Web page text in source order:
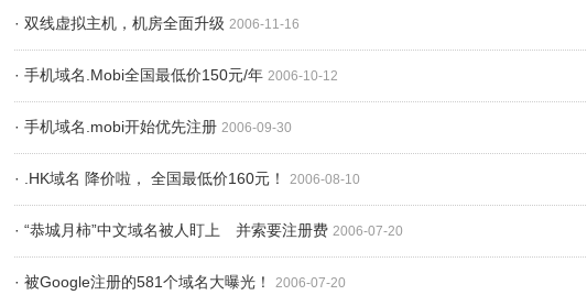
· 双线虚拟主机，机房全面升级 2006-11-16
· 手机域名.Mobi全国最低价150元/年 2006-10-12
· 手机域名.mobi开始优先注册 2006-09-30
· .HK域名 降价啦， 全国最低价160元！ 2006-08-10
· “恭城月柿”中文域名被人盯上 并索要注册费 2006-07-20
· 被Google注册的581个域名大曝光！ 2006-07-20